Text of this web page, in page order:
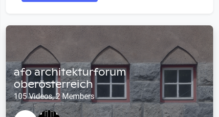
afo architekturforum
oberösterreich
105 Videos, 2 Members